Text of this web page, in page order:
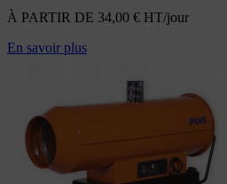
À PARTIR DE 34,00 € HT/jour
En savoir plus